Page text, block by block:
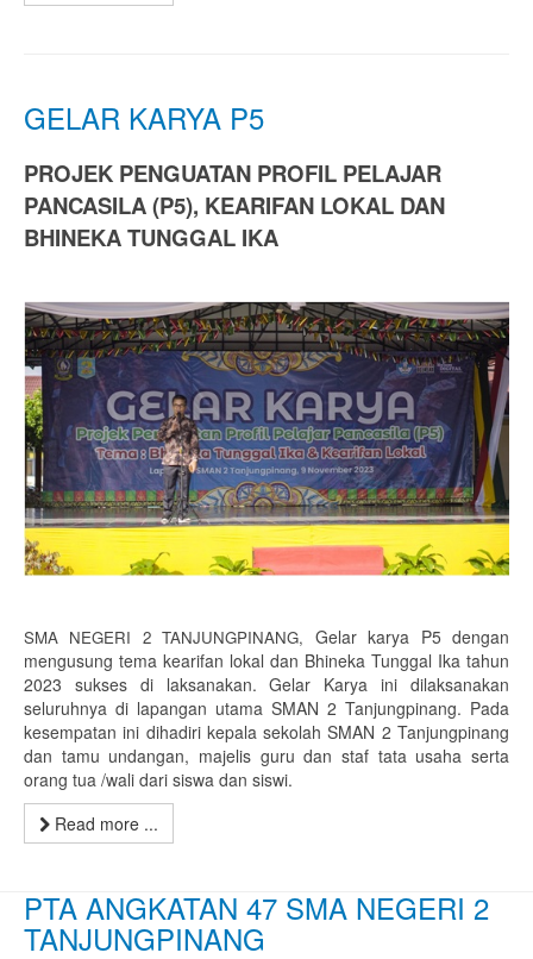
GELAR KARYA P5
PROJEK PENGUATAN PROFIL PELAJAR
PANCASILA (P5), KEARIFAN LOKAL DAN
BHINEKA TUNGGAL IKA
SMA NEGERI 2 TANJUNGPINANG, Gelar karya P5 dengan
mengusung tema kearifan lokal dan Bhineka Tunggal Ika tahun
2023 sukses di laksanakan. Gelar Karya ini dilaksanakan
seluruhnya di lapangan utama SMAN 2 Tanjungpinang. Pada
kesempatan ini dihadiri kepala sekolah SMAN 2 Tanjungpinang
dan tamu undangan, majelis guru dan staf tata usaha serta
orang tua /wali dari siswa dan siswi.
Read more ...
PTA ANGKATAN 47 SMA NEGERI 2
TANJUNGPINANG